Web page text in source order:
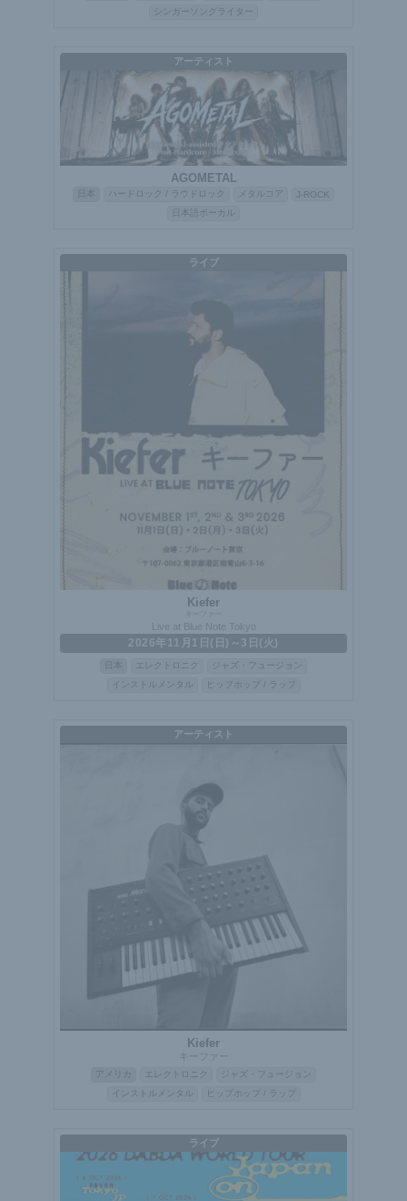
シンガーソングライター
アーティスト
AGOMETAL
ハードロック / ラウドロック メタルコア
J-ROCK
日本語ボーカル
ライブ
Kiefer
Live at Blue Note Tokyo
2026年11月1日(日)～3日(火)
エレクトロニク
ジャズ・フュージョン
インストルメンタル
ヒップホップ / ラップ
アーティスト
Kiefer
キーファー
アメリカ エレクトロニク
ジャズ・フュージョン
インストルメンタル
ヒップホップ / ラップ
ライブ